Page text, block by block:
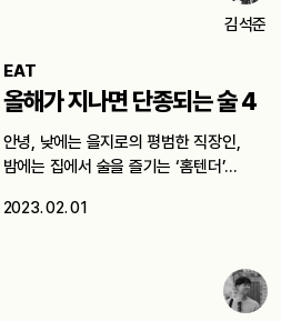
김석준
EAT
올해가 지나면 단종되는 술 4
안녕, 낮에는 을지로의 평범한 직장인,
밤에는 집에서 술을 즐기는 ‘홈텐더’…
2023. 02. 01